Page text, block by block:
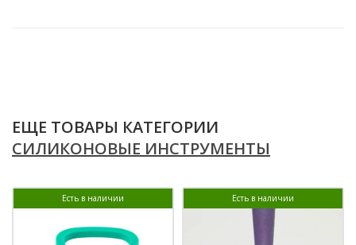
ЕЩЕ ТОВАРЫ КАТЕГОРИИ
СИЛИКОНОВЫЕ ИНСТРУМЕНТЫ
Есть в наличии Есть в наличии